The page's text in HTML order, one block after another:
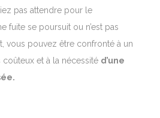
pas attendre pour le
fuite se poursuit ou n’est pas
vous pouvez être confronté à un
et à la nécessité
d’une